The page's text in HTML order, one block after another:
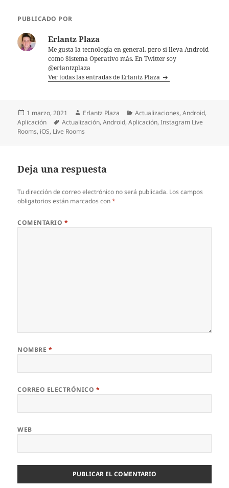
PUBLICADO POR
Erlantz Plaza
Me gusta la tecnología en general, pero si lleva Android
como Sistema Operativo más. En Twitter soy
@erlantzplaza
Ver todas las entradas de Erlantz Plaza
Publicado
el
1 marzo, 2021 Autor
Erlantz Plaza Categorías
Actualizaciones,Android,
Aplicación
Etiquetas
Actualización,Android,Aplicación,Instagram Live
Rooms, iOS, Live Rooms
Deja una respuesta
Tu dirección de correo electrónico no será publicada. Los campos
obligatorios están marcados con*
COMENTARIO *
NOMBRE *
CORREO ELECTRÓNICO *
WEB